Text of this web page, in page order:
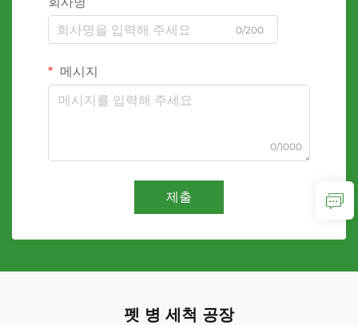
0/200
메시지
0/1000
제출
펫 병 세척 공장